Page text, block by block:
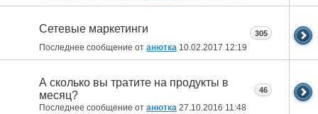
Сетевые маркетинги
Последнее сообщение от анютка 10.02.2017 12:19
305
А сколько вы тратите на продукты в
месяц?
Последнее сообщение от анютка 27.10.2016 11:48
46